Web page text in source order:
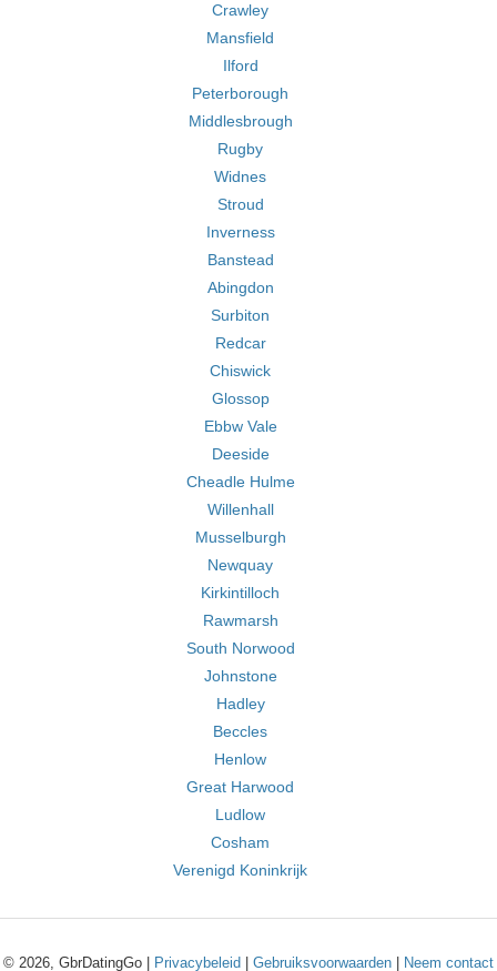
Crawley
Mansfield
Ilford
Peterborough
Middlesbrough
Rugby
Widnes
Stroud
Inverness
Banstead
Abingdon
Surbiton
Redcar
Chiswick
Glossop
Ebbw Vale
Deeside
Cheadle Hulme
Willenhall
Musselburgh
Newquay
Kirkintilloch
Rawmarsh
South Norwood
Johnstone
Hadley
Beccles
Henlow
Great Harwood
Ludlow
Cosham
Verenigd Koninkrijk
© 2026, GbrDatingGo | Privacybeleid Gebruiksvoorwaarden Neem contact